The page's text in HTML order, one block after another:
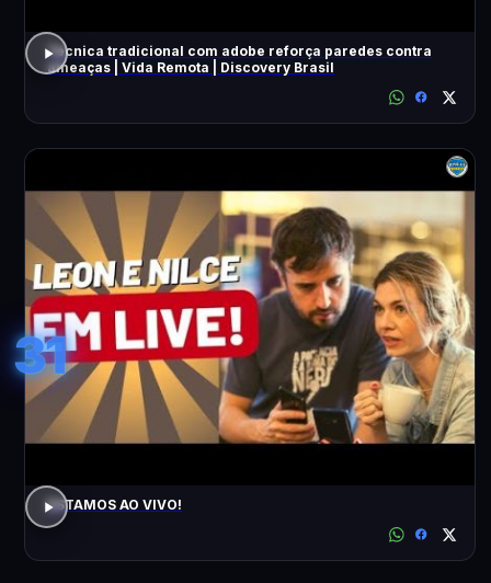
Técnica tradicional com adobe reforça paredes contra
ameaças | Vida Remota | Discovery Brasil
31
ESTAMOS AO VIVO!